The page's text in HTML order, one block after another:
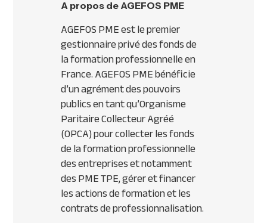
A propos de AGEFOS PME
AGEFOS PME est le premier
gestionnaire privé des fonds de
la formation professionnelle en
France. AGEFOS PME bénéficie
d’un agrément des pouvoirs
publics en tant qu’Organisme
Paritaire Collecteur Agréé
(OPCA) pour collecter les fonds
de la formation professionnelle
des entreprises et notamment
des PME TPE, gérer et financer
les actions de formation et les
contrats de professionnalisation.